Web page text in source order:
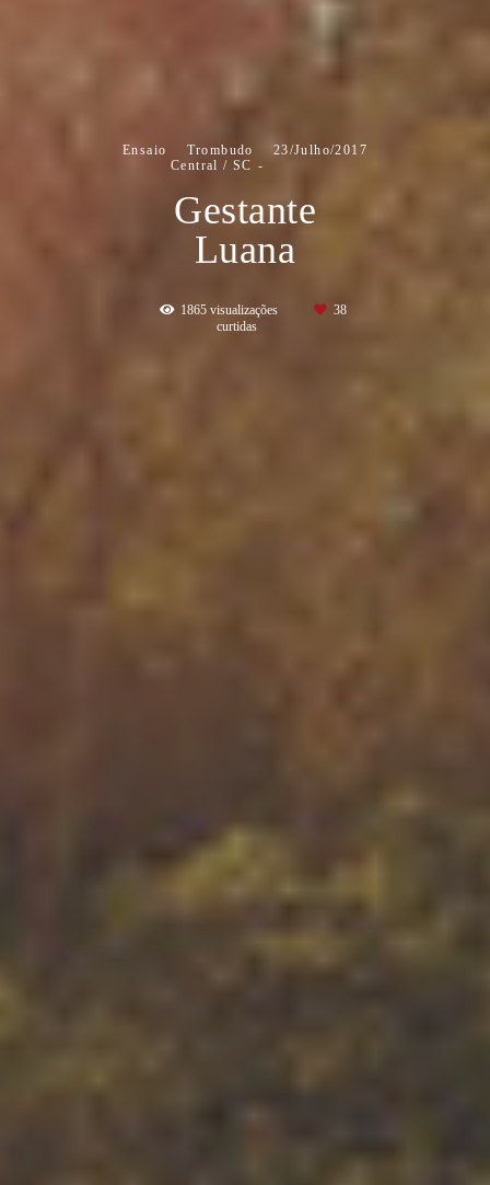
Ensaio
Trombudo
Central / SC
23/Julho/2017
Gestante
Luana
1865 visualizações
38
curtidas